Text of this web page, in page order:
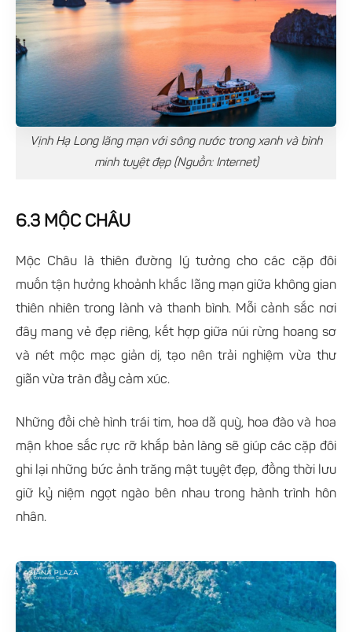
Vịnh Hạ Long lãng mạn với sông nước trong xanh và bình
minh tuyệt đẹp (Nguồn: Internet)
6.3 MỘC CHÂU
Mộc Châu là thiên đường lý tưởng cho các cặp đôi
muốn tận hưởng khoảnh khắc lãng mạn giữa không gian
thiên nhiên trong lành và thanh bình. Mỗi cảnh sắc nơi
đây mang vẻ đẹp riêng, kết hợp giữa núi rừng hoang sơ
và nét mộc mạc giản dị, tạo nên trải nghiệm vừa thư
giãn vừa tràn đầy cảm xúc.
Những đồi chè hình trái tim, hoa dã quỳ, hoa đào và hoa
mận khoe sắc rực rỡ khắp bản làng sẽ giúp các cặp đôi
ghi lại những bức ảnh trăng mật tuyệt đẹp, đồng thời lưu
giữ kỷ niệm ngọt ngào bên nhau trong hành trình hôn
nhân.